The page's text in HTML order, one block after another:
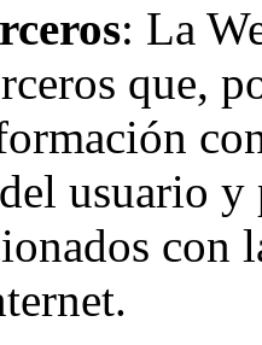
: La
que,
usuario
con